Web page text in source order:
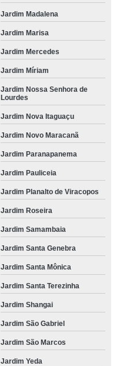
Jardim Madalena
Jardim Marisa
Jardim Mercedes
Jardim Míriam
Jardim Nossa Senhora de
Lourdes
Jardim Nova Itaguaçu
Jardim Novo Maracanã
Jardim Paranapanema
Jardim Pauliceia
Jardim Planalto de Viracopos
Jardim Roseira
Jardim Samambaia
Jardim Santa Genebra
Jardim Santa Mônica
Jardim Santa Terezinha
Jardim Shangai
Jardim São Gabriel
Jardim São Marcos
Jardim Yeda